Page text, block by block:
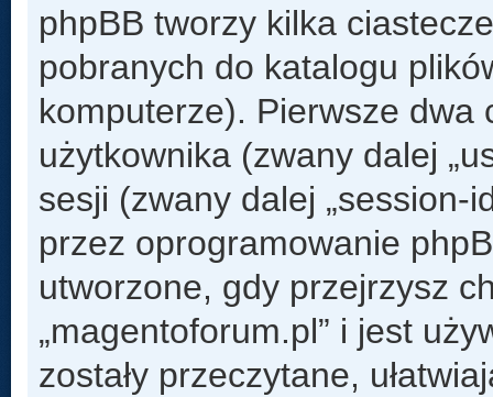
phpBB tworzy kilka
pobranych do katalogu
komputerze). Pierwsze dwa
użytkownika (zwany dalej
sesji (zwany dalej „session-
przez oprogramowanie
utworzone, gdy przejrzysz
„magentoforum.pl” i jest
zostały przeczytane,